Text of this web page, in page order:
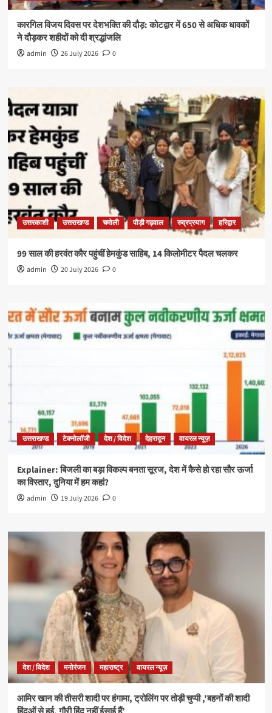
कारगिल विजय दिवस पर देशभक्ति की दौड़: कोटद्वार में 650 से अधिक धावकों
ने दौड़कर शहीदों को दी श्रद्धांजलि
admin 26 July 2026 0
उत्तरकाशी उत्तराखण्ड चमोली पौड़ी गढ़वाल रुद्रप्रयाग हरिद्वार
99 साल की हरवंत कौर पहुंचीं हेमकुंड साहिब, 14 किलोमीटर पैदल चलकर
admin 20 July 2026 0
उत्तराखण्ड टेक्नोलॉजी देश / विदेश देहरादून वायरल न्यूज़
Explainer: बिजली का बड़ा विकल्प बनता सूरज, देश में कैसे हो रहा सौर ऊर्जा
का विस्तार, दुनिया में हम कहां?
admin 19 July 2026 0
देश / विदेश मनोरंजन महाराष्ट्र वायरल न्यूज़
आमिर खान की तीसरी शादी पर हंगामा, ट्रोलिंग पर तोड़ी चुप्पी ,’बहनों की शादी